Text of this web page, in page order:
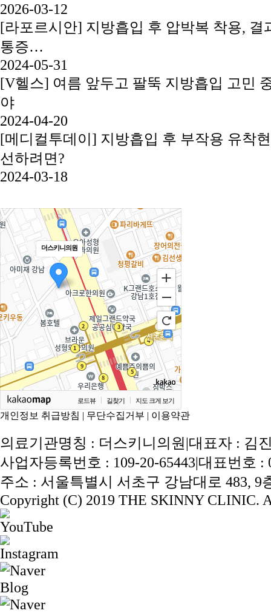
2026-03-12
[라포르시안] 지방흡입 후 압박복 착용, 결
통증…
2024-05-31
[V헬스] 여름 앞두고 팔뚝 지방흡입 고민
야
2024-04-20
[메디컬투데이] 지방흡입 후 부작용 유착
선하려면?
2024-03-18
더스키니의원
로드뷰 길찾기 지도 크게 보기
개인정보 취급방침 | 무단수집거부 | 이용약관
의료기관명칭 : 더스키니의원|대표자 : 김
사업자등록번호 : 109-20-65443|대표번호 :
주소 : 서울특별시 서초구 강남대로 483, 9
Copyright (C) 2019 THE SKINNY CLINIC.